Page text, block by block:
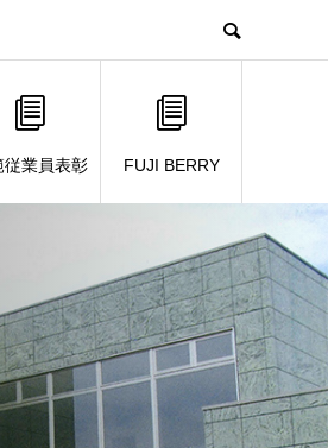
従業員表彰 FUJI BERRY